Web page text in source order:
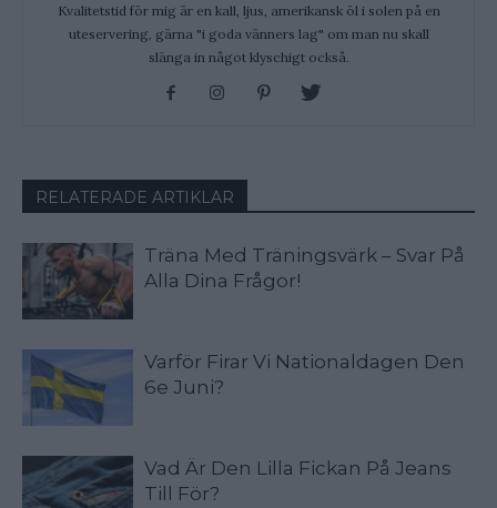
Kvalitetstid för mig är en kall, ljus, amerikansk öl i solen på en
uteservering, gärna "i goda vänners lag" om man nu skall
slänga in något klyschigt också.
RELATERADE ARTIKLAR
Träna Med Träningsvärk – Svar På
Alla Dina Frågor!
Varför Firar Vi Nationaldagen Den
6e Juni?
Vad Är Den Lilla Fickan På Jeans
Till För?